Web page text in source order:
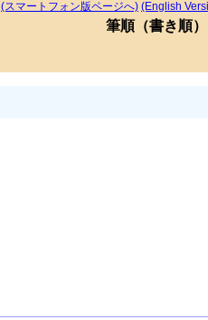
(スマートフォン版ページへ) (English
筆順（書き順